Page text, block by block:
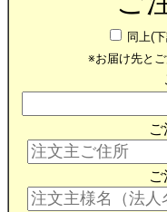
同上(
※お届け先と